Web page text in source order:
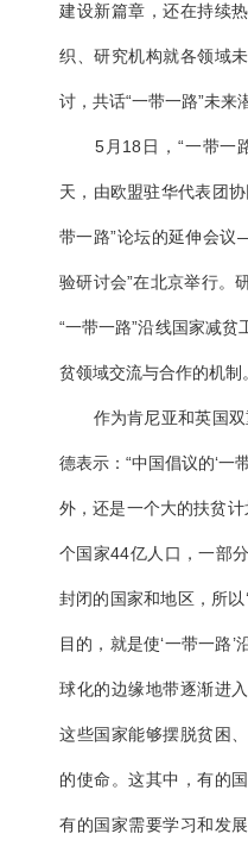
建设新篇章，还在持续
织、研究机构就各领域
讨，共话“一带一路”未来
5月18日，“一带一路
天，由欧盟驻华代表团
带一路”论坛的延伸会议
验研讨会”在北京举行。
“一带一路”沿线国家减
贫领域交流与合作的机制。
作为肯尼亚和英国双
德表示：“中国倡议的‘一
外，还是一个大的扶贫计
个国家44亿人口，一部
封闭的国家和地区，所以
目的，就是使‘一带一路
球化的边缘地带逐渐进
这些国家能够摆脱贫困
的使命。这其中，有的
有的国家需要学习和发